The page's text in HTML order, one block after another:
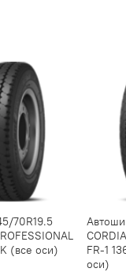
70R19.5
(все оси)
FR-1
оси)